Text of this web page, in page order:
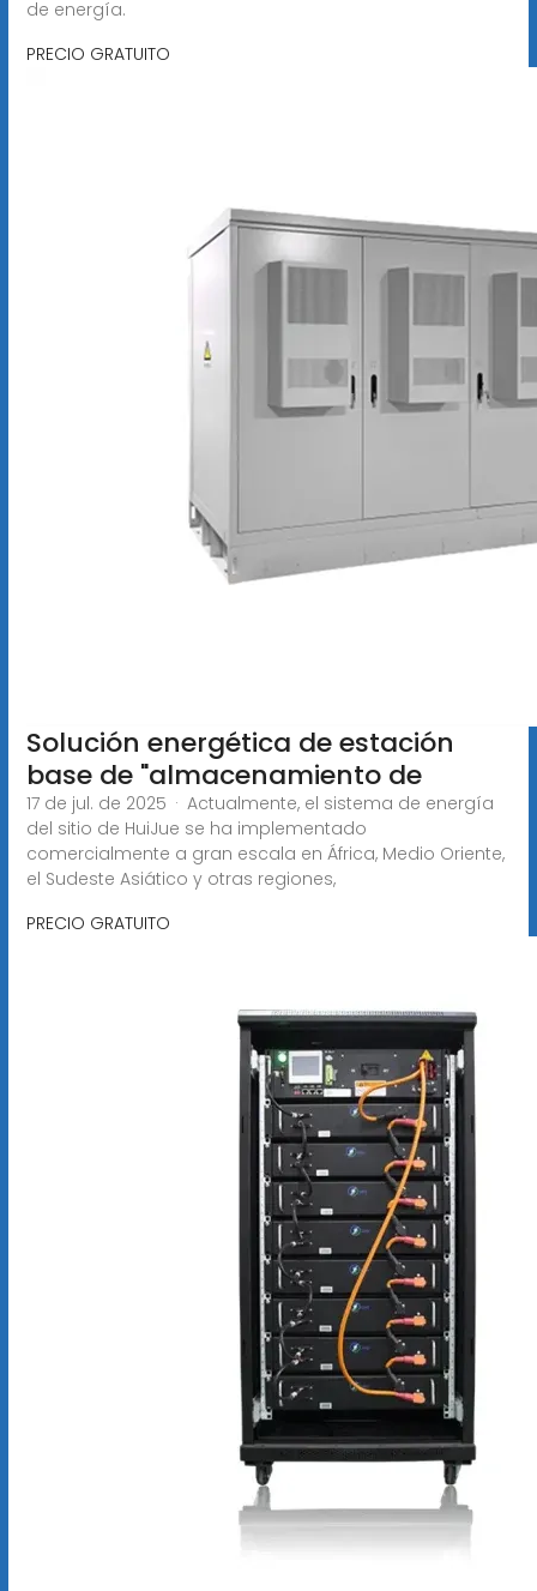
de energía.
PRECIO GRATUITO
Solución energética de estación
base de "almacenamiento de
17 de jul. de 2025 · Actualmente, el sistema de energía
del sitio de HuiJue se ha implementado
comercialmente a gran escala en África, Medio Oriente,
el Sudeste Asiático y otras regiones,
PRECIO GRATUITO